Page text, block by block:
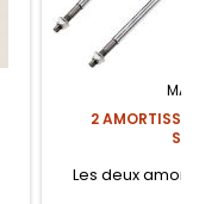
2
Les deux